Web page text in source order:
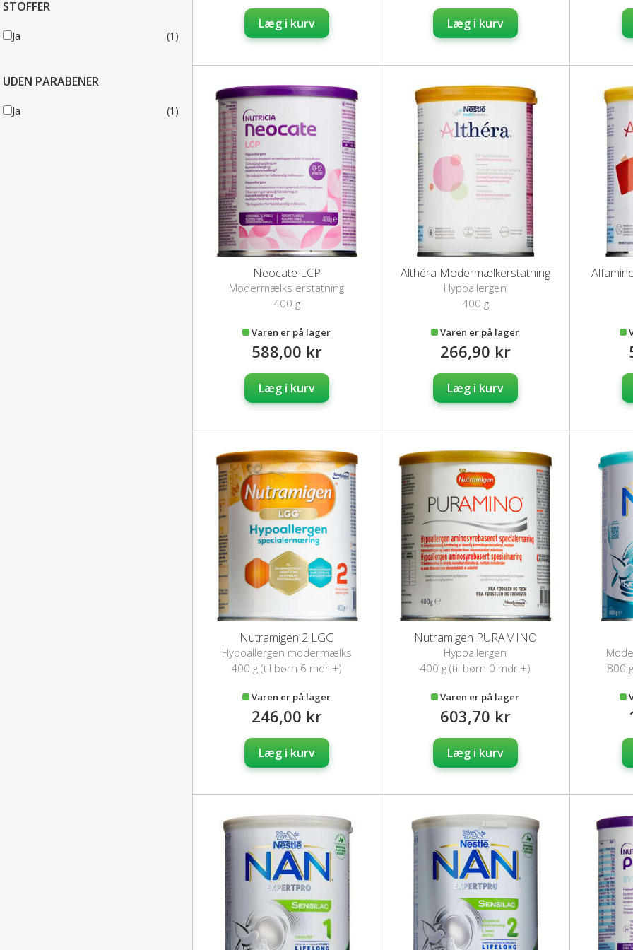
STOFFER
Ja (1)
UDEN PARABENER
Ja (1)
Læg i kurv Læg i kurv
Neocate LCP
Modermælks erstatning
400 g
Varen er på lager
588,00 kr
Læg i kurv
Althéra Modermælkerstatning
Hypoallergen
modermælkserstatning
400 g
Varen er på lager
266,90 kr
Læg i kurv
Nutramigen 2 LGG
Hypoallergen modermælks
erstatning
400 g (til børn 6 mdr.+)
Varen er på lager
246,00 kr
Læg i kurv
Nutramigen PURAMINO
Hypoallergen
modermælkserstatning
400 g (til børn 0 mdr.+)
Varen er på lager
603,70 kr
Læg i kurv
800